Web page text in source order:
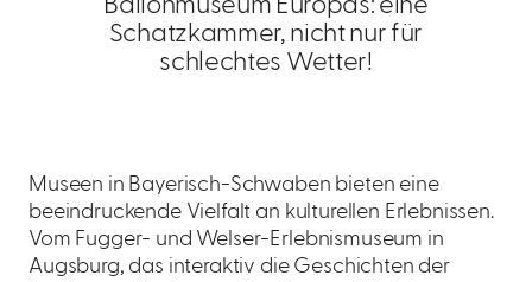
Schatzkammer, nicht nur für
schlechtes Wetter!
Museen in Bayerisch-Schwaben bieten eine
beeindruckende Vielfalt an kulturellen Erlebnissen.
Vom Fugger- und Welser-Erlebnismuseum in
Augsburg, das interaktiv die Geschichten der